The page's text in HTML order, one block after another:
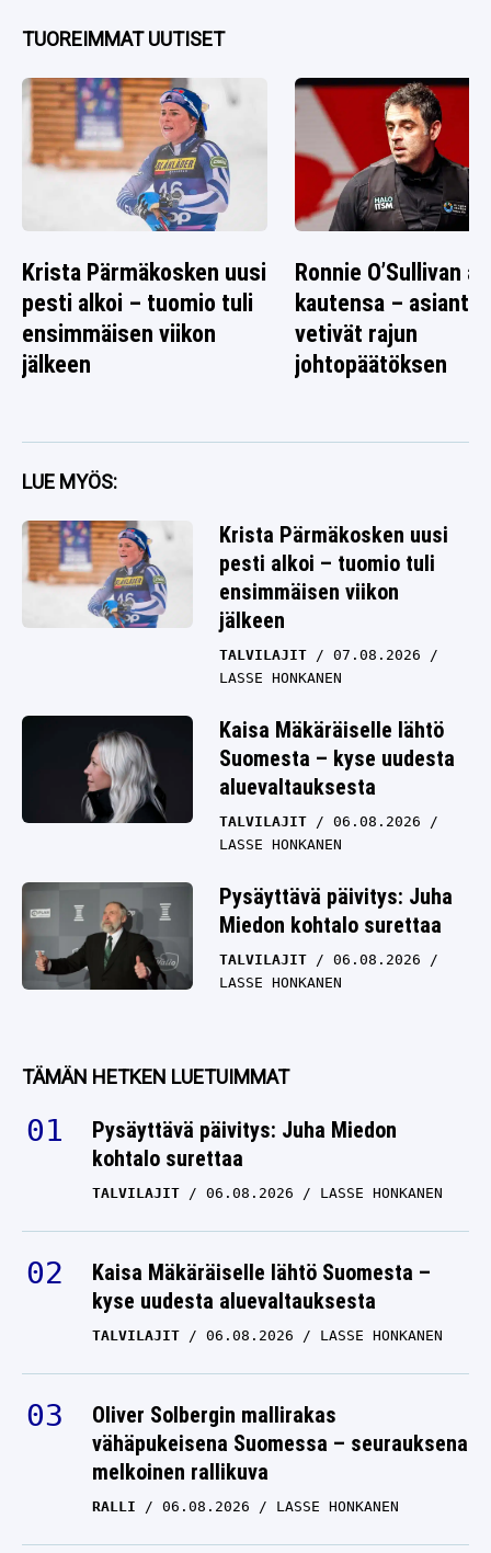
TUOREIMMAT UUTISET
Krista Pärmäkosken uusi
pesti alkoi – tuomio tuli
ensimmäisen viikon
jälkeen
Ronnie O’Sullivan
kautensa –
vetivät rajun
johtopäätöksen
LUE MYÖS:
Krista Pärmäkosken uusi
pesti alkoi – tuomio tuli
ensimmäisen viikon
jälkeen
TALVILAJIT
07.08.2026
LASSE HONKANEN
Kaisa Mäkäräiselle lähtö
Suomesta – kyse uudesta
aluevaltauksesta
TALVILAJIT
06.08.2026
LASSE HONKANEN
Pysäyttävä päivitys: Juha
Miedon kohtalo surettaa
TALVILAJIT
06.08.2026
LASSE HONKANEN
TÄMÄN HETKEN LUETUIMMAT
Pysäyttävä päivitys: Juha Miedon
kohtalo surettaa
TALVILAJIT 06.08.2026 LASSE HONKANEN
Kaisa Mäkäräiselle lähtö Suomesta –
kyse uudesta aluevaltauksesta
TALVILAJIT 06.08.2026 LASSE HONKANEN
Oliver Solbergin mallirakas
vähäpukeisena Suomessa – seurauksena
melkoinen rallikuva
RALLI 06.08.2026 LASSE HONKANEN